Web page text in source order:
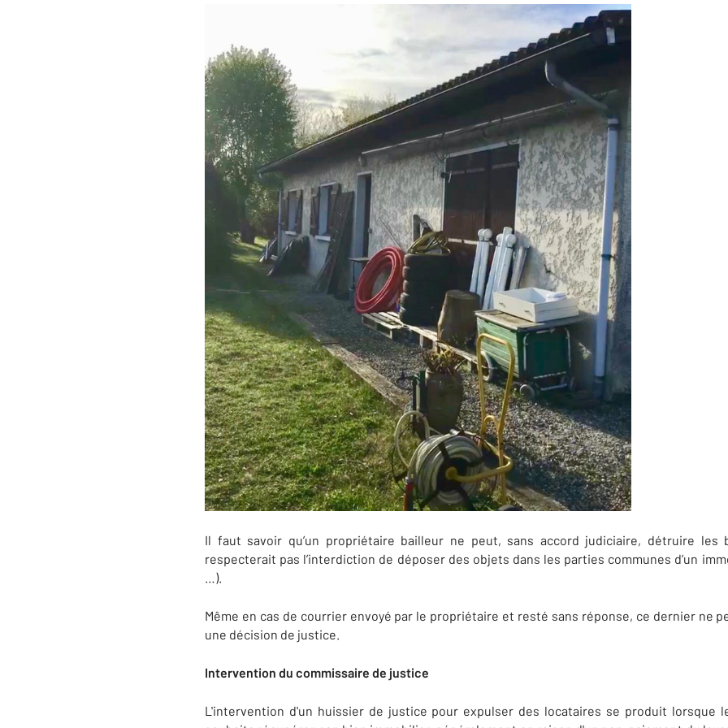
Il faut savoir qu’un propriétaire bailleur ne peut, sans accord judiciaire, détruire les
respecterait pas l’interdiction de déposer des objets dans les parties communes d’un
…).
Même en cas de courrier envoyé par le propriétaire et resté sans réponse, ce dernier ne
une décision de justice.
Intervention du commissaire de justice
L'intervention d'un huissier de justice pour expulser des locataires se produit lorsque